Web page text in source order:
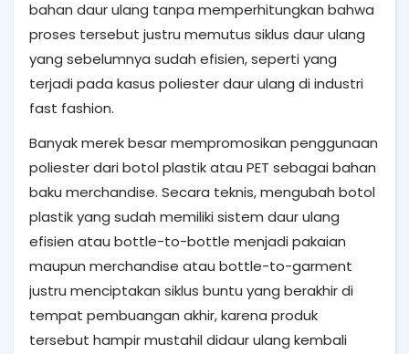
bahan daur ulang tanpa memperhitungkan bahwa
proses tersebut justru memutus siklus daur ulang
yang sebelumnya sudah efisien, seperti yang
terjadi pada kasus poliester daur ulang di industri
fast fashion.
Banyak merek besar mempromosikan penggunaan
poliester dari botol plastik atau PET sebagai bahan
baku merchandise. Secara teknis, mengubah botol
plastik yang sudah memiliki sistem daur ulang
efisien atau bottle-to-bottle menjadi pakaian
maupun merchandise atau bottle-to-garment
justru menciptakan siklus buntu yang berakhir di
tempat pembuangan akhir, karena produk
tersebut hampir mustahil didaur ulang kembali